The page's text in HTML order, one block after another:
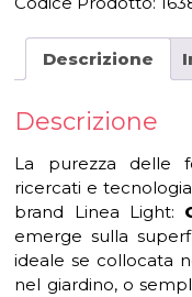
Descrizione
Descrizione
La purezza delle
ricercati e tecnologia
brand Linea Light:
emerge sulla
ideale se collocata
nel giardino, o